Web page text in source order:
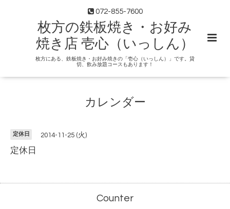
072-855-7600
枚方の鉄板焼き・お好み
焼き店 壱心（いっしん）
枚方にある、鉄板焼き・お好み焼きの「壱心（いっしん）」です。貸
切、飲み放題コースもあります！
カレンダー
定休日 2014-11-25 (火)
定休日
Counter